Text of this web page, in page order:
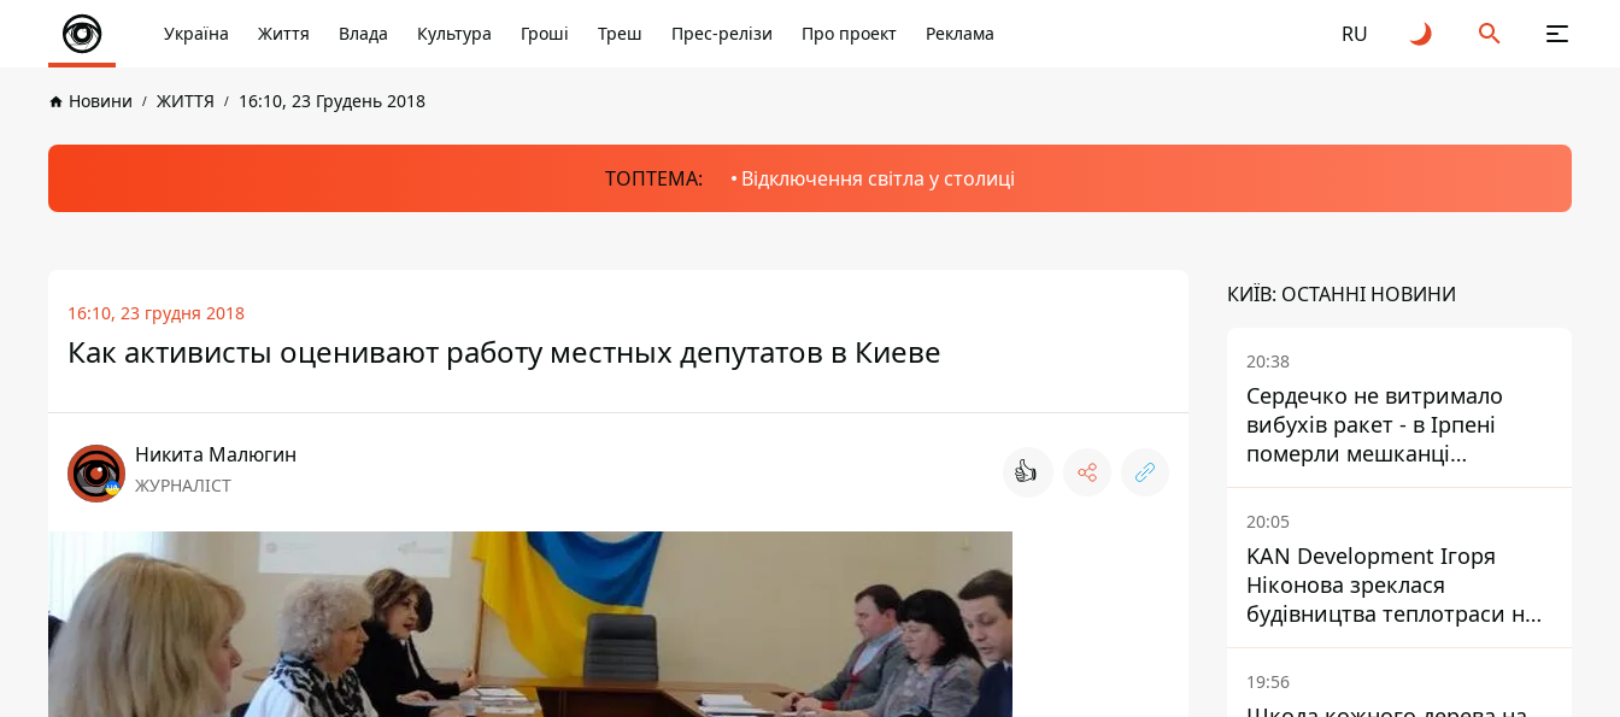
Україна Життя Влада Культура Гроші Треш Прес-релізи Про проект Реклама RU
Новини ЖИТТЯ 16:10, 23 Грудень 2018
ТОПТЕМА: Відключення світла у столиці
16:10, 23 грудня 2018
Как активисты оценивают работу местных депутатов в Киеве
Никита Малюгин
ЖУРНАЛІСТ 👍
КИЇВ: ОСТАННІ НОВИНИ
20:38
Сердечко не витримало
вибухів ракет - в Ірпені
померли мешканці
притулку для собак з
інвалідністю
20:05
KAN Development Ігоря
Ніконова зреклася
будівництва теплотраси на
Теремках
19:56